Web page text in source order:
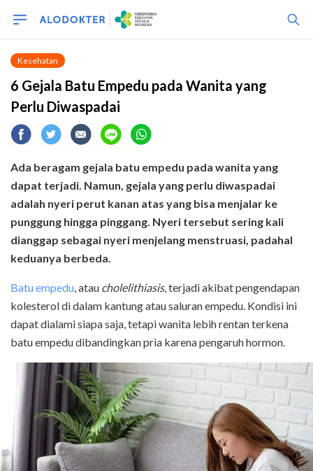
Kesehatan
6 Gejala Batu Empedu pada Wanita yang
Perlu Diwaspadai
Ada beragam gejala batu empedu pada wanita yang
dapat terjadi. Namun, gejala yang perlu diwaspadai
adalah nyeri perut kanan atas yang bisa menjalar ke
punggung hingga pinggang. Nyeri tersebut sering kali
dianggap sebagai nyeri menjelang menstruasi, padahal
keduanya berbeda.
Batu empedu, atau cholelithiasis, terjadi akibat pengendapan
kolesterol di dalam kantung atau saluran empedu. Kondisi ini
dapat dialami siapa saja, tetapi wanita lebih rentan terkena
batu empedu dibandingkan pria karena pengaruh hormon.